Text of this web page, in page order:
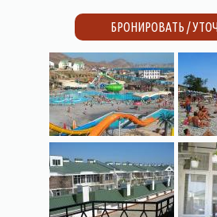
БРОНИРОВАТЬ /